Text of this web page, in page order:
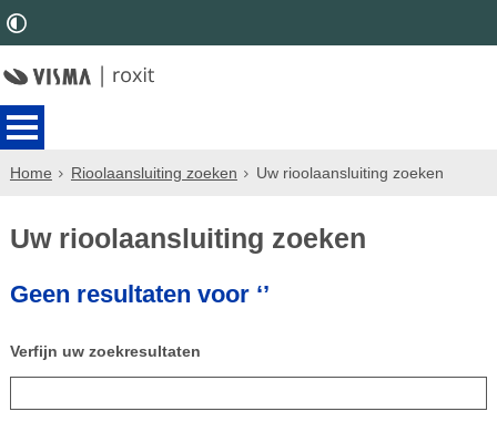
Home Rioolaansluiting zoeken Uw rioolaansluiting zoeken
Uw rioolaansluiting zoeken
Geen resultaten voor ‘’
Verfijn uw zoekresultaten